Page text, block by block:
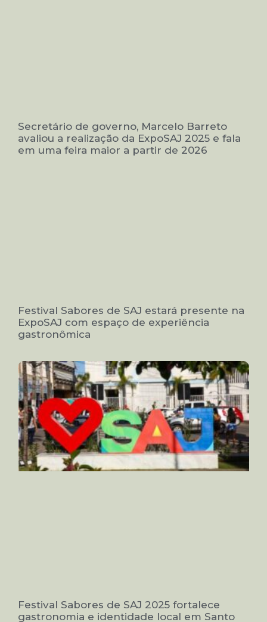
Secretário de governo, Marcelo Barreto
avaliou a realização da ExpoSAJ 2025 e fala
em uma feira maior a partir de 2026
Festival Sabores de SAJ estará presente na
ExpoSAJ com espaço de experiência
gastronômica
Festival Sabores de SAJ 2025 fortalece
gastronomia e identidade local em Santo